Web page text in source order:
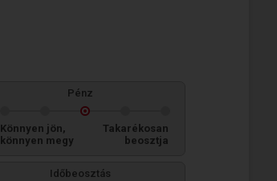
Pénz
Könnyen jön,
könnyen megy
Takarékosan
beosztja
Időbeosztás